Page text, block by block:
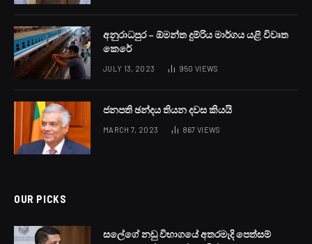
පළාත් පාලන ආයතන ඇතුළු රාජ්‍ය ආයතන රැසක වැඩ